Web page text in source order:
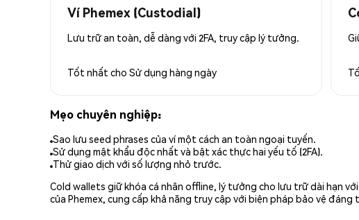
Ví Phemex (Custodial)
Lưu trữ an toàn, dễ dàng với 2FA, truy cập lý tưởng.
Tốt nhất cho Sử dụng hàng ngày
Mẹo chuyên nghiệp:
Sao lưu seed phrases của ví một cách an toàn ngoại tuyến.
Sử dụng mật khẩu độc nhất và bật xác thực hai yếu tố (2FA).
Thử giao dịch với số lượng nhỏ trước.
Cold wallets giữ khóa cá nhân offline, lý tưởng cho lưu trữ dài hạn
của Phemex, cung cấp khả năng truy cập với biện pháp bảo vệ